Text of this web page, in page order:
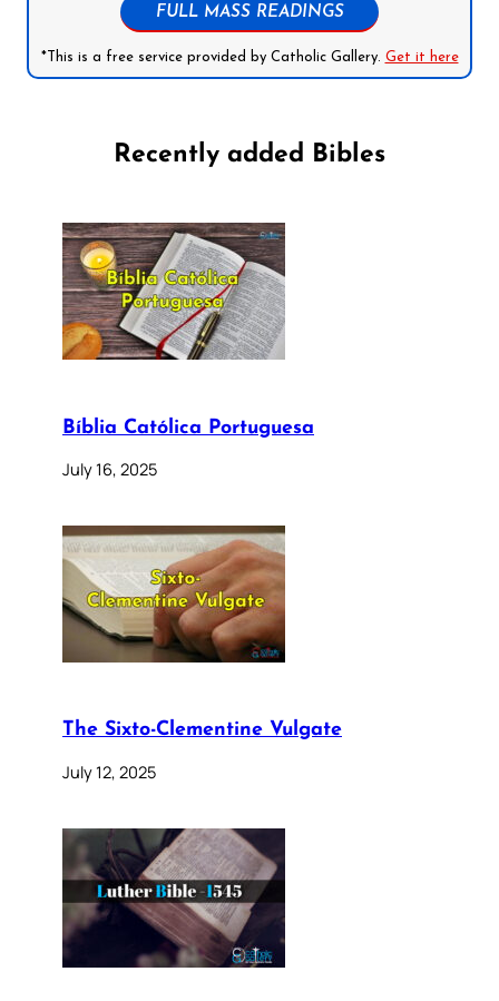
FULL MASS READINGS
*This is a free service provided by Catholic Gallery. Get it here
Recently added Bibles
Bíblia Católica Portuguesa
July 16, 2025
The Sixto-Clementine Vulgate
July 12, 2025